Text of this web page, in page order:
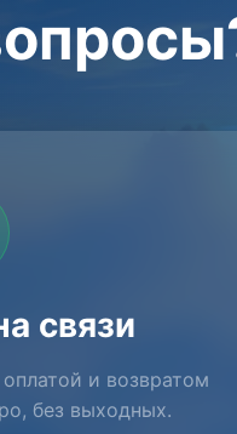
связи
и возвратом
без выходных.